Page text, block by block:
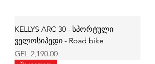
KELLYS ARC 30 - სპორტული
ველოსიპედი - Road bike
Price
GEL 2,190.00